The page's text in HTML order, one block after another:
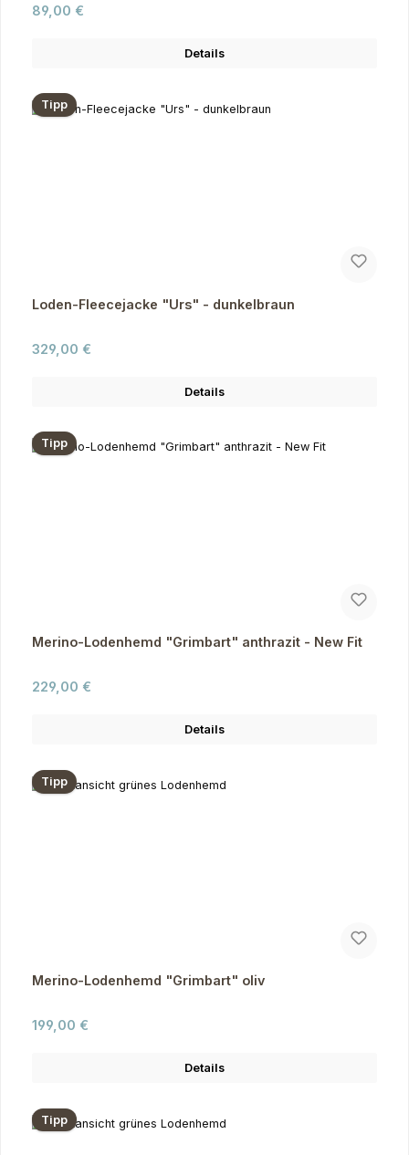
Regulärer Preis:
89,00 €
Details
Tipp
Loden-Fleecejacke "Urs" - dunkelbraun
Regulärer Preis:
329,00 €
Details
Tipp
Merino-Lodenhemd "Grimbart" anthrazit - New Fit
Regulärer Preis:
229,00 €
Details
Tipp
Merino-Lodenhemd "Grimbart" oliv
Regulärer Preis:
199,00 €
Details
Tipp